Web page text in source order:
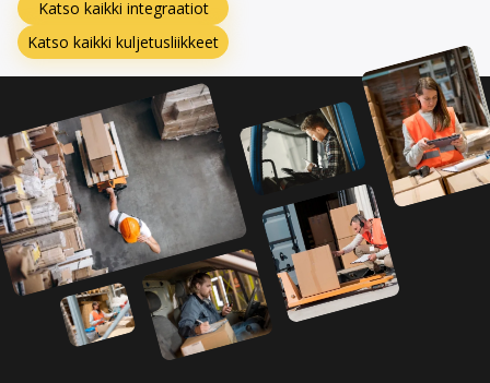
Katso kaikki integraatiot
Katso kaikki kuljetusliikkeet